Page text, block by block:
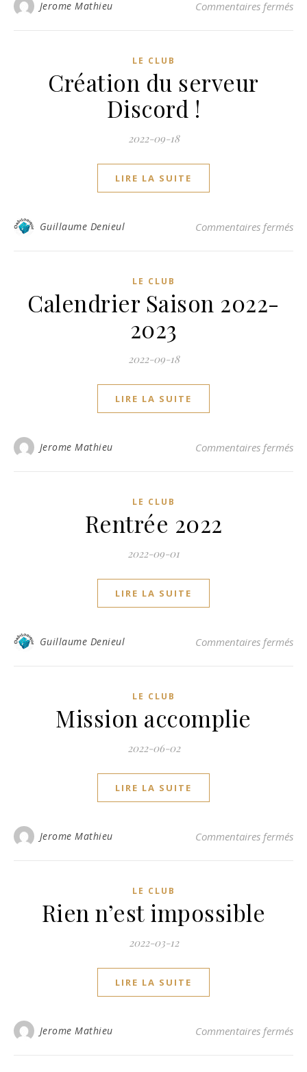
Jerome Mathieu Commentaires fermés
LE CLUB
Création du serveur
Discord !
2022-09-18
LIRE LA SUITE
Guillaume Denieul Commentaires fermés
LE CLUB
Calendrier Saison 2022-
2023
2022-09-18
LIRE LA SUITE
Jerome Mathieu Commentaires fermés
LE CLUB
Rentrée 2022
2022-09-01
LIRE LA SUITE
Guillaume Denieul Commentaires fermés
LE CLUB
Mission accomplie
2022-06-02
LIRE LA SUITE
Jerome Mathieu Commentaires fermés
LE CLUB
Rien n’est impossible
2022-03-12
LIRE LA SUITE
Jerome Mathieu Commentaires fermés